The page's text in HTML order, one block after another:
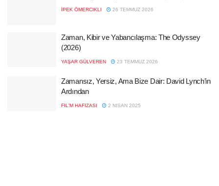
İPEK ÖMERCIKLI 26 TEMMUZ 2026
Zaman, Kibir ve Yabancılaşma: The Odyssey
(2026)
YAŞAR GÜLVEREN 23 TEMMUZ 2026
Zamansız, Yersiz, Ama Bize Dair: David Lynch’in
Ardından
FIL'M HAFIZASI 2 NISAN 2025